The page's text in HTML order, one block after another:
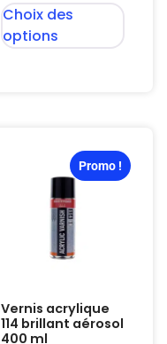
Choix des
options
Promo !
Vernis acrylique
114 brillant aérosol
400 ml